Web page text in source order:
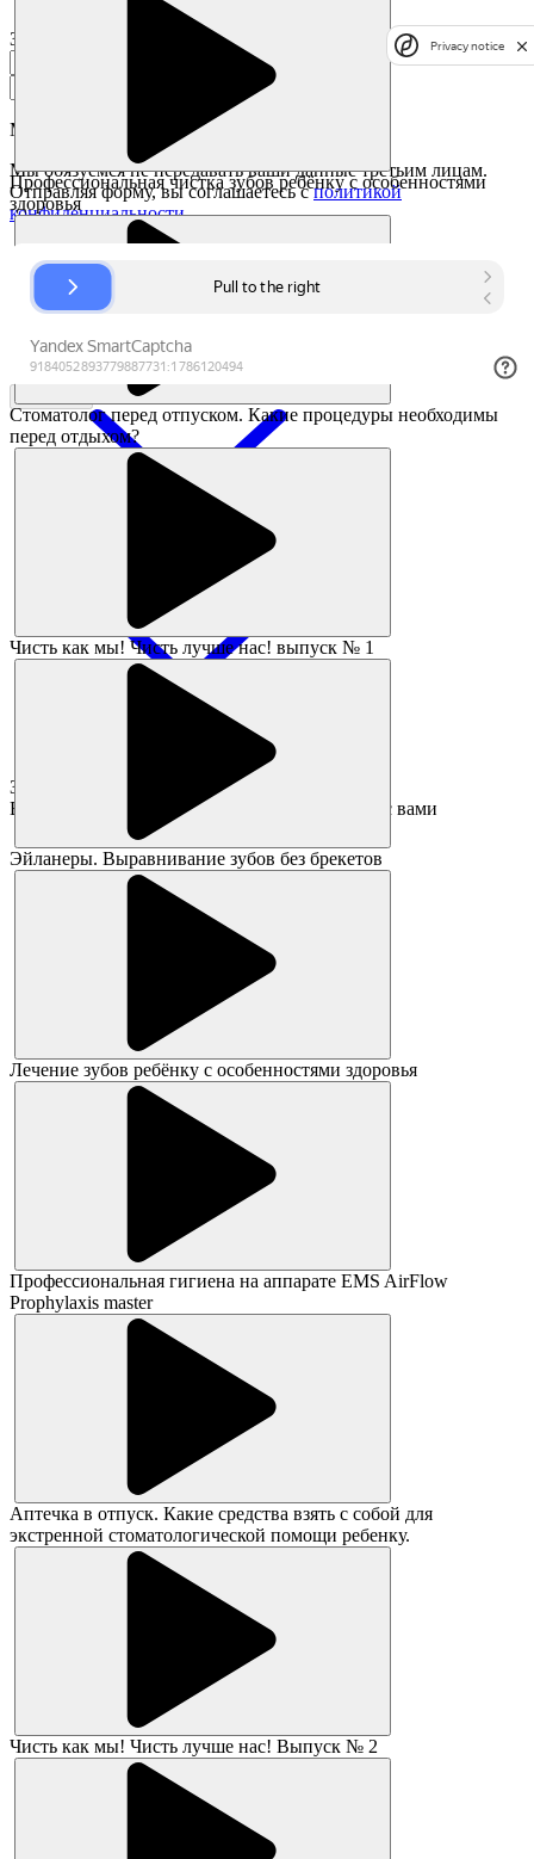
Профессиональная чистка зубов ребёнку с особенностями
здоровья
Стоматолог перед отпуском. Какие процедуры необходимы
перед отдыхом?
Чисть как мы! Чисть лучше нас! выпуск № 1
Эйланеры. Выравнивание зубов без брекетов
Лечение зубов ребёнку с особенностями здоровья
Профессиональная гигиена на аппарате EMS AirFlow
Prophylaxis master
Аптечка в отпуск. Какие средства взять с собой для
экстренной стоматологической помощи ребенку.
Чисть как мы! Чисть лучше нас! Выпуск № 2
Заказать звонок
Мы перезвоним в течении
Мы обязуемся не передавать ваши данные третьим лицам.
Отправляя форму, вы соглашаетесь сполитикой
конфиденциальности
Заявка принята!
В ближайшее время администратор свяжется с вами
Privacy notice